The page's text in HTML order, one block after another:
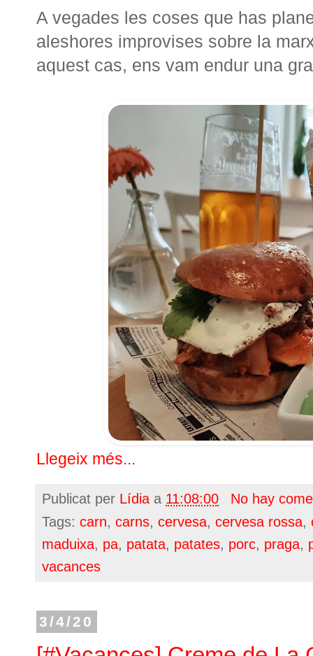
A vegades les coses que has
aleshores improvises sobre la
aquest cas, ens vam endur una
Llegeix més...
Publicat per Lídia a 11:08:00
No hay
Tags: carn, carns, cervesa, cervesa rossa,
maduixa, pa, patata, patates, porc, praga,
vacances
3/4/20